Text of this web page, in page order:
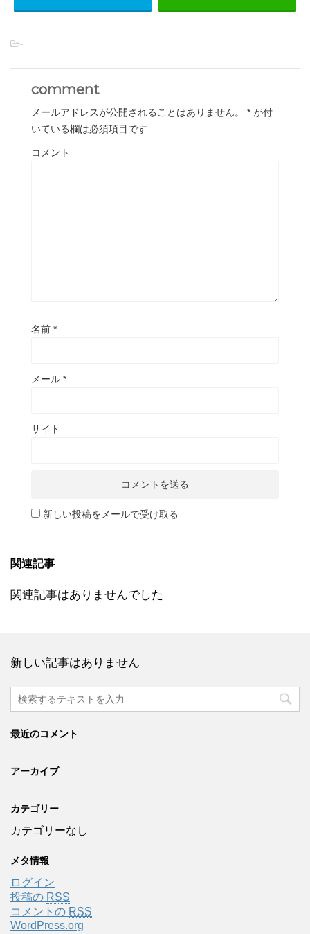
-
comment
メールアドレスが公開されることはありません。 * が付
いている欄は必須項目です
コメント
名前 *
メール *
サイト
新しい投稿をメールで受け取る
関連記事
関連記事はありませんでした
新しい記事はありません
最近のコメント
アーカイブ
カテゴリー
カテゴリーなし
メタ情報
ログイン
投稿の RSS
コメントの RSS
WordPress.org